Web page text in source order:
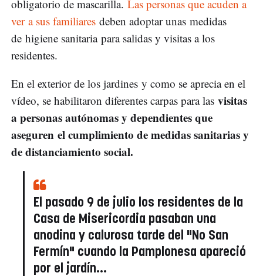
obligatorio de mascarilla. Las personas que acuden a
ver a sus familiares deben adoptar unas medidas
de higiene sanitaria para salidas y visitas a los
residentes.
En el exterior de los jardines y como se aprecia en el
vídeo, se habilitaron diferentes carpas para las visitas
a personas autónomas y dependientes que
aseguren el cumplimiento de medidas sanitarias y
de distanciamiento social.
El pasado 9 de julio los residentes de la
Casa de Misericordia pasaban una
anodina y calurosa tarde del "No San
Fermín" cuando la Pamplonesa apareció
por el jardín...